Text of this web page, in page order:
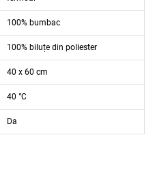
100% bumbac
100% biluțe din poliester
40 x 60 cm
40 °C
Da